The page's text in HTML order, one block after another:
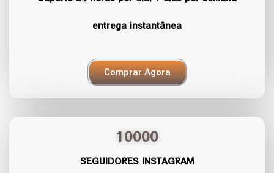
entrega instantânea
Comprar Agora
10000
SEGUIDORES INSTAGRAM